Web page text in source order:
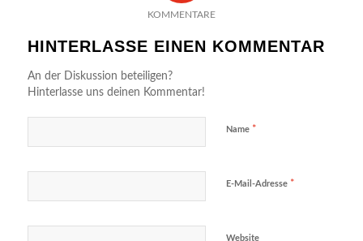
KOMMENTARE
HINTERLASSE EINEN KOMMENTAR
An der Diskussion beteiligen?
Hinterlasse uns deinen Kommentar!
Name *
E-Mail-Adresse *
Website